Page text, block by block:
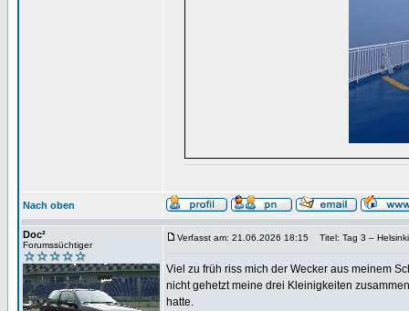
Nach oben
Doc²
Forumssüchtiger
Verfasst am: 21.06.2026 18:15 Titel: Tag 3 –
Viel zu früh riss mich der Wecker aus meinem
nicht gehetzt meine drei Kleinigkeiten
hatte.